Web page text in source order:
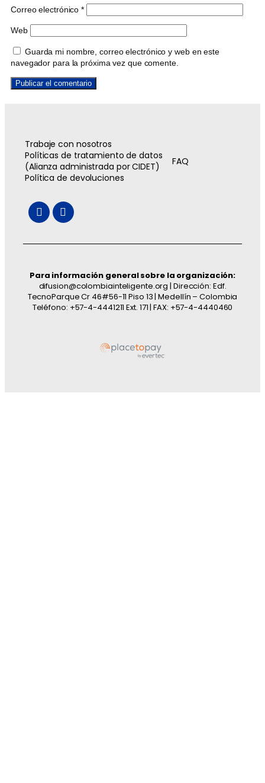
Correo electrónico*
Web
Guarda mi nombre, correo electrónico y web en este
navegador para la próxima vez que comente.
Trabaje con nosotros
Políticas de tratamiento de datos
(Alianza administrada por CIDET)
FAQ
Política de devoluciones
Para información general sobre la organización:
difusion@colombiainteligente.org | Dirección: Edf.
TecnoParque Cr 46#56-11 Piso 13 | Medellín – Colombia
Teléfono: +57-4-4441211 Ext. 171 | FAX: +57-4-4440460